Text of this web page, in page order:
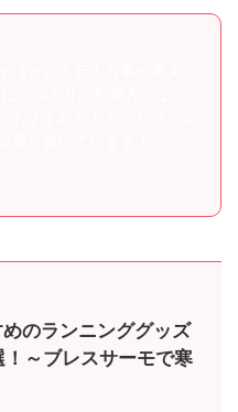
のランニンググッズ
！～ブレスサーモで寒